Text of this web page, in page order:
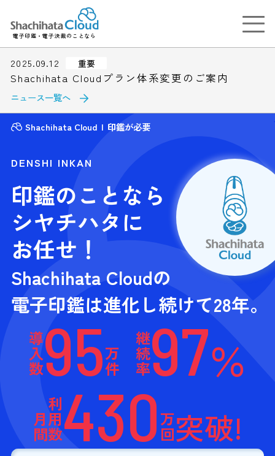
電子印鑑・電子決裁のことなら
2025.09.12 重要
Shachihata Cloudプラン体系変更のご案内
ニュース一覧へ
Shachihata Cloud 印鑑が必要
DENSHI INKAN
印鑑のことなら
シヤチハタに
お任せ！
Shachihata Cloudの
電子印鑑は進化し続けて28年。
導
入
数95万
件
継
続
率97％
月
間
利
用
数430 万
回突破!